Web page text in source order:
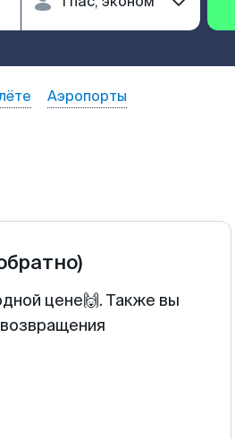
Аэропорты
цене🙌. Также вы